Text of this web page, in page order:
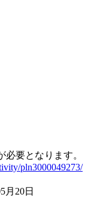
要となります。
pln3000049273/
月20日